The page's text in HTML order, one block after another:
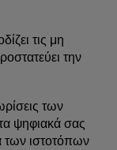
τις μη
την
των
ψηφιακά σας
των ιστοτόπων